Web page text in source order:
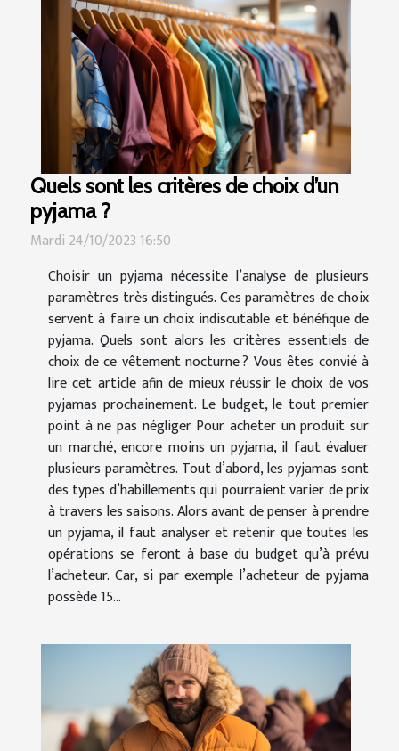
Quels sont les critères de choix d’un
pyjama ?
Mardi 24/10/2023 16:50
Choisir un pyjama nécessite l’analyse de plusieurs
paramètres très distingués. Ces paramètres de choix
servent à faire un choix indiscutable et bénéfique de
pyjama. Quels sont alors les critères essentiels de
choix de ce vêtement nocturne ? Vous êtes convié à
lire cet article afin de mieux réussir le choix de vos
pyjamas prochainement. Le budget, le tout premier
point à ne pas négliger Pour acheter un produit sur
un marché, encore moins un pyjama, il faut évaluer
plusieurs paramètres. Tout d’abord, les pyjamas sont
des types d’habillements qui pourraient varier de prix
à travers les saisons. Alors avant de penser à prendre
un pyjama, il faut analyser et retenir que toutes les
opérations se feront à base du budget qu’à prévu
l’acheteur. Car, si par exemple l’acheteur de pyjama
possède 15...